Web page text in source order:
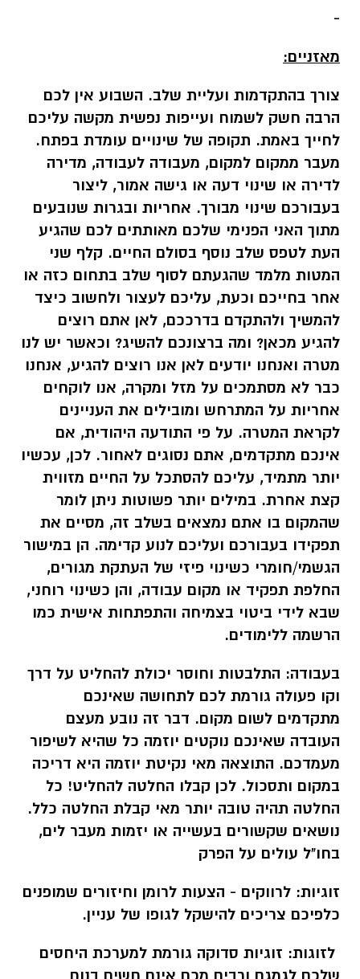
-
מאזניים:
צורך בהתקדמות ועליית שלב. השבוע אין לכם
הרבה חשק לשמוח ועייפות נפשית מקשה עליכם
לחייך באמת. תקופה של שינויים עומדת בפתח.
מעבר ממקום למקום, מעבודה לעבודה, מדירה
לדירה או שינוי דעה או גישה אמור, ליצור
בעבורכם שינוי מבורך. אחריות ובגרות שנובעים
מתוך האני הפנימי שלכם מאותתים לכם שהגיע
העת לטפס שלב נוסף בסולם החיים. קלף שני
המטות מלמד שהגעתם לסוף שלב בתחום כזה או
אחר בחייכם וכעת, עליכם לעצור ולחשוב כיצד
להמשיך ולהתקדם בדרככם, לאן אתם רוצים
להגיע מכאן? ומה ברצונכם להשיג? וכאשר יש לנו
מטרה ואנחנו יודעים לאן אנו רוצים להגיע, אנחנו
כבר לא מסתמכים על מזל ומקרה, אנו לוקחים
אחריות על המתרחש ומובילים את העניינים
לקראת המטרה. על פי התודעה היהודית, אם
אינכם מתקדמים, אתם נסוגים לאחור. לכן, עכשיו
יותר מתמיד, עליכם להסתכל על החיים מזווית
קצת אחרת. במילים יותר פשוטות ניתן לומר
שהמקום בו אתם נמצאים בשלב זה, מסיים את
תפקידו בעבורכם ועליכם לנוע קדימה. הן במישור
הגשמי/חומרי כשינוי פיזי של העתקת מגורים,
החלפת תפקיד או מקום עבודה, והן כשינוי רוחני,
שבא לידי ביטוי בצמיחה והתפתחות אישית כמו
הרשמה ללימודים.
בעבודה: התלבטות וחוסר יכולת להחליט על דרך
וקו פעולה גורמת לכם לתחושה שאינכם
מתקדמים לשום מקום. דבר זה נובע מעצם
העובדה שאינכם נוקטים יוזמה כל שהיא לשיפור
מעמדכם. התוצאה מאי נקיטת יוזמה היא דריכה
במקום ותסכול. לכן קבלו החלטה להחליט! כל
החלטה תהיה טובה יותר מאי קבלת החלטה כלל.
נושאים שקשורים בעשייה או יזמות מעבר לים,
בחו"ל עולים על הפרק
זוגיות: לרווקים - הצעות לרומן וחיזורים שמופנים
כלפיכם צריכים להישקל לגופו של עניין.
לזוגות: זוגיות סדוקה גורמת למערכת היחסים